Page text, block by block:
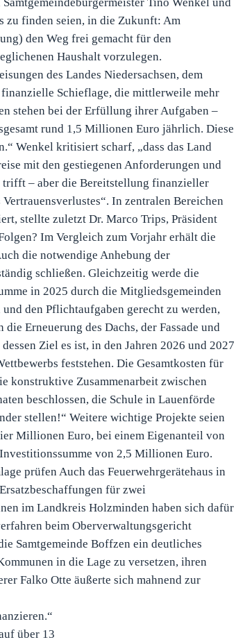
Tino Wenkel und
zu finden seien, in die Zukunft: Am
den Weg frei gemacht für den
Haushalt vorzulegen.
des Landes Niedersachsen, dem
Schieflage, die mittlerweile mehr
stehen bei der Erfüllung ihrer Aufgaben –
rund 1,5 Millionen Euro jährlich. Diese
Wenkel kritisiert scharf, „dass das Land
mit den gestiegenen Anforderungen und
trifft – aber die Bereitstellung finanzieller
In zentralen Bereichen
stellte zuletzt Dr. Marco Trips, Präsident
Im Vergleich zum Vorjahr erhält die
die notwendige Anhebung der
schließen. Gleichzeitig werde die
in 2025 durch die Mitgliedsgemeinden
den Pflichtaufgaben gerecht zu werden,
Erneuerung des Dachs, der Fassade und
Ziel es ist, in den Jahren 2026 und 2027
feststehen. Die Gesamtkosten für
konstruktive Zusammenarbeit zwischen
beschlossen, die Schule in Lauenförde
stellen!“ Weitere wichtige Projekte seien
Millionen Euro, bei einem Eigenanteil von
von 2,5 Millionen Euro.
prüfen Auch das Feuerwehrgerätehaus in
für zwei
im Landkreis Holzminden haben sich dafür
beim Oberverwaltungsgericht
Samtgemeinde Boffzen ein deutliches
in die Lage zu versetzen, ihren
Falko Otte äußerte sich mahnend zur
über 13